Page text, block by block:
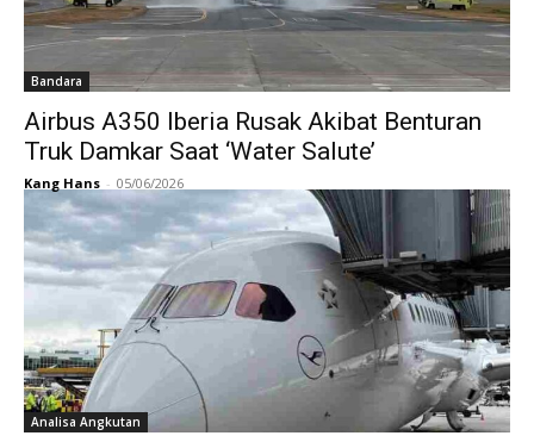
Bandara
Airbus A350 Iberia Rusak Akibat Benturan
Truk Damkar Saat ‘Water Salute’
Kang Hans - 05/06/2026
Analisa Angkutan